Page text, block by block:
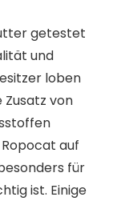
getestet
und
loben
von
auf
für
ist. Einige